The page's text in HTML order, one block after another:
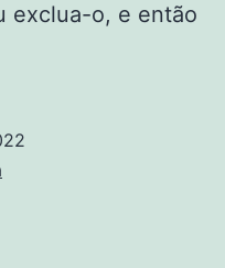
exclua-o, e então